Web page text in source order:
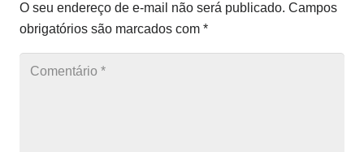
O seu endereço de e-mail não será publicado. Campos
obrigatórios são marcados com *